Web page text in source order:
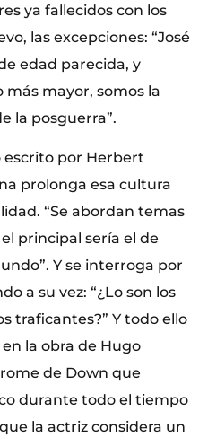
ya fallecidos con los
las excepciones: “José
edad parecida, y
mayor, somos la
la posguerra”.
escrito por Herbert
prolonga esa cultura
“Se abordan temas
principal sería el de
Y se interroga por
a su vez: “¿Lo son los
traficantes?” Y todo ello
la obra de Hugo
de Down que
durante todo el tiempo
la actriz considera un